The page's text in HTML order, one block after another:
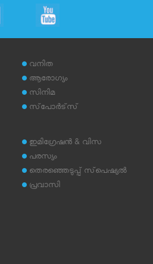
വനിത
ആരോഗ്യം
സിനിമ
സ്‌പോര്‍ട്‌സ്
ഇമിഗ്രേഷന്‍ & വിസ
പരസ്യം
തെരഞ്ഞെടുപ്പ് സ്‌പെഷ്യല്‍
പ്രവാസി